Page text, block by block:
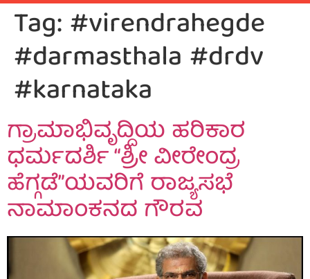
Tag:#virendrahegde
#darmasthala #drdv
#karnataka
ಗ್ರಾಮಾಭಿವೃದ್ದಿಯ ಹರಿಕಾರ
ಧರ್ಮದರ್ಶಿ “ಶ್ರೀ ವೀರೇಂದ್ರ
ಹೆಗ್ಗಡೆ”ಯವರಿಗೆ ರಾಜ್ಯಸಭೆ
ನಾಮಾಂಕನದ ಗೌರವ